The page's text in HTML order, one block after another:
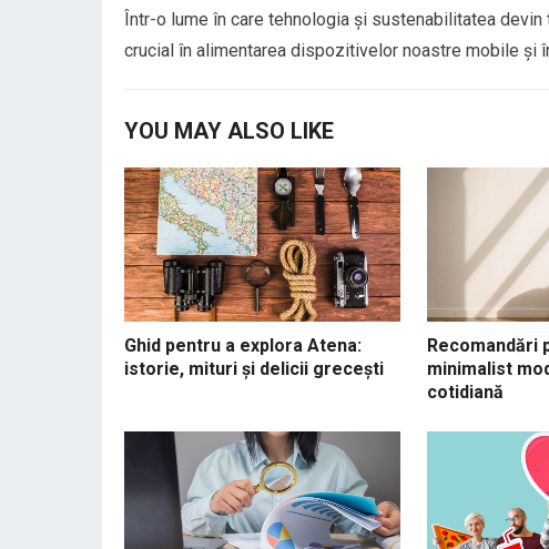
Într-o lume în care tehnologia și sustenabilitatea
crucial în alimentarea dispozitivelor noastre mobile și
YOU MAY ALSO LIKE
Ghid pentru a explora Atena:
istorie, mituri și delicii grecești
Recomandări
minimalist
cotidiană